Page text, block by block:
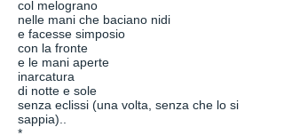
col melograno
nelle mani che baciano nidi
e facesse simposio
con la fronte
e le mani aperte
inarcatura
di notte e sole
senza eclissi (una volta, senza che lo si
sappia)..